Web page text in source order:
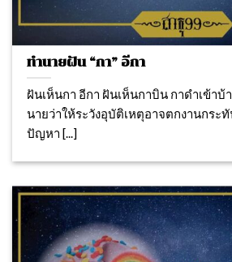
ทำนายฝัน “กา” อีกา
ฝันเห็นกา อีกา ฝันเห็นกาบิน กาดำเข้าบ้
นายว่าให้ระวังอุบัติเหตุอาจตกงานกระ
ปัญหา [...]